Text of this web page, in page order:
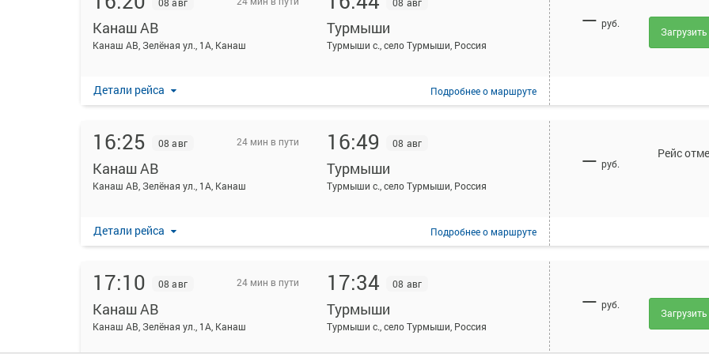
Канаш АВ
Канаш АВ, Зелёная ул., 1А, Канаш
Турмыши
Турмыши с., село Турмыши, Россия
Детали рейса Подробнеео маршруте
— руб.
16:25 08 авг 24 мин в пути
Канаш АВ
Канаш АВ, Зелёная ул., 1А, Канаш
16:49 08 авг
Турмыши
Турмыши с., село Турмыши, Россия
Детали рейса Подробнеео маршруте
— руб.
Рейс
17:10 08 авг 24 мин в пути
Канаш АВ
Канаш АВ, Зелёная ул., 1А, Канаш
17:34 08 авг
Турмыши
Турмыши с., село Турмыши, Россия
— руб.